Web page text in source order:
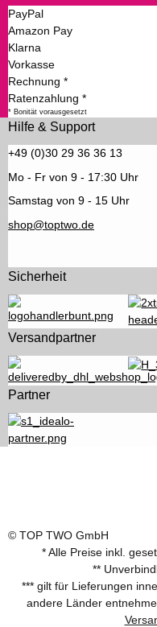
PayPal
Amazon Pay
Klarna
Vorkasse
Rechnung *
Ratenzahlung *
* Bonität vorausgesetzt
Hilfe & Support
+49 (0)30 29 36 36 13
Mo - Fr von 9 - 17:30 Uhr
Samstag von 9 - 15 Uhr
shop@toptwo.de
Sicherheit
Versandpartner
Partner
© TOP TWO GmbH
* Alle Preise inkl.
**
*** gilt für Lieferungen
andere Länder